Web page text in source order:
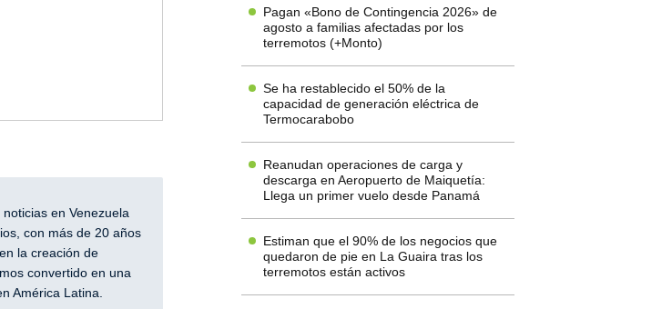
en Venezuela
con más de 20 años
la creación de
convertido en una
América Latina.
Pagan «Bono de Contingencia 2026» de
agosto a familias afectadas por los
terremotos (+Monto)
Se ha restablecido el 50% de la
capacidad de generación eléctrica de
Termocarabobo
Reanudan operaciones de carga y
descarga en Aeropuerto de Maiquetía:
Llega un primer vuelo desde Panamá
Estiman que el 90% de los negocios que
quedaron de pie en La Guaira tras los
terremotos están activos